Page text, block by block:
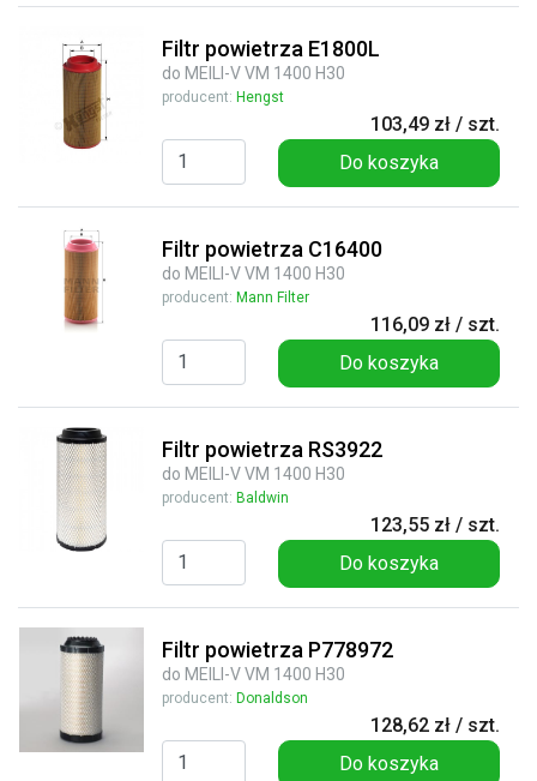
Filtr powietrza E1800L
do MEILI-V VM 1400 H30
producent: Hengst
103,49 zł / szt.
Do koszyka
Filtr powietrza C16400
do MEILI-V VM 1400 H30
producent: Mann Filter
116,09 zł / szt.
Do koszyka
Filtr powietrza RS3922
do MEILI-V VM 1400 H30
producent: Baldwin
123,55 zł / szt.
Do koszyka
Filtr powietrza P778972
do MEILI-V VM 1400 H30
producent: Donaldson
128,62 zł / szt.
Do koszyka